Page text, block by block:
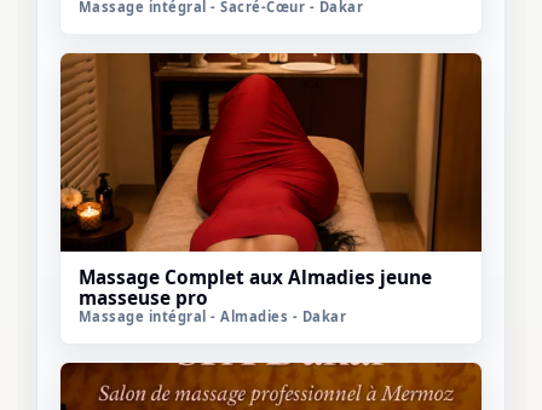
Massage intégral - Sacré-Cœur - Dakar
Massage intégral - Almadies - Dakar
Massage Complet aux Almadies jeune
masseuse pro